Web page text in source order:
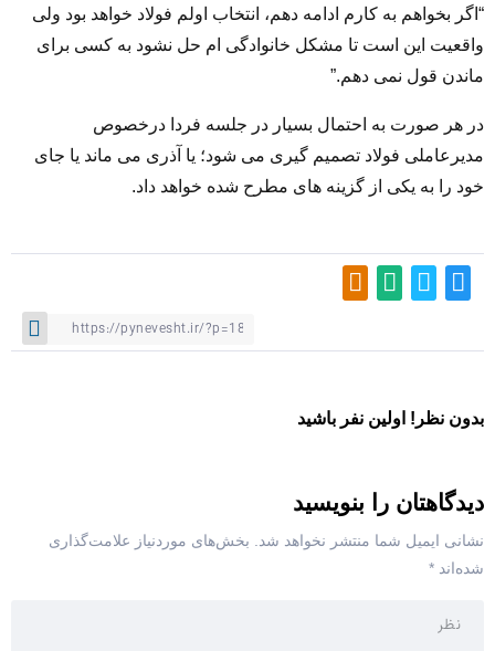
“اگر بخواهم به کارم ادامه دهم، انتخاب اولم فولاد خواهد بود ولی
واقعیت این است تا مشکل خانوادگی ام حل نشود به کسی برای
ماندن قول نمی دهم.”
در هر صورت به احتمال بسیار در جلسه فردا درخصوص
مدیرعاملی فولاد تصمیم گیری می شود؛ یا آذری می ماند یا جای
خود را به یکی از گزینه های مطرح شده خواهد داد.
بدون نظر! اولین نفر باشید
دیدگاهتان را بنویسید
نشانی ایمیل شما منتشر نخواهد شد.
بخش‌های موردنیاز علامت‌گذاری
شده‌اند *